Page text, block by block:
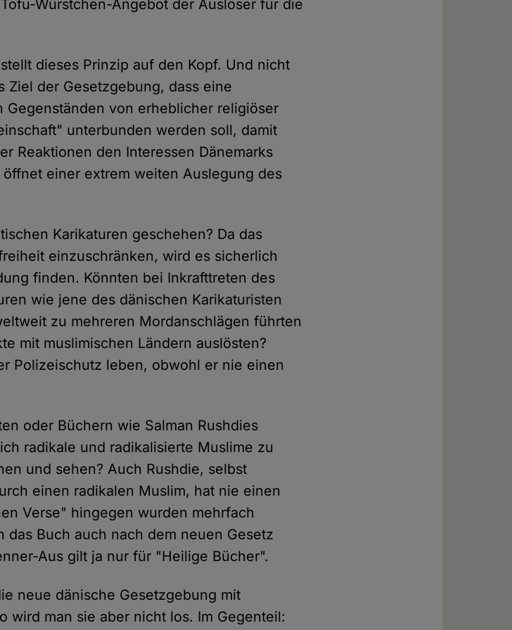
Würstchen-Angebot der Auslöser für die
dieses Prinzip auf den Kopf. Und nicht
Ziel der Gesetzgebung, dass eine
Gegenständen von erheblicher religiöser
unterbunden werden soll, damit
Reaktionen den Interessen Dänemarks
einer extrem weiten Auslegung des
Karikaturen geschehen? Da das
einzuschränken, wird es sicherlich
finden. Könnten bei Inkrafttreten des
wie jene des dänischen Karikaturisten
zu mehreren Mordanschlägen führten
mit muslimischen Ländern auslösten?
Polizeischutz leben, obwohl er nie einen
oder Büchern wie Salman Rushdies
radikale und radikalisierte Muslime zu
und sehen? Auch Rushdie, selbst
einen radikalen Muslim, hat nie einen
Verse" hingegen wurden mehrfach
das Buch auch nach dem neuen Gesetz
Aus gilt ja nur für "Heilige Bücher".
neue dänische Gesetzgebung mit
wird man sie aber nicht los. Im Gegenteil: